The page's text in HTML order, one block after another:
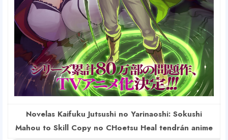
Novelas Kaifuku Jutsushi no Yarinaoshi: Sokushi
Mahou to Skill Copy no CHoetsu Heal tendrán anime